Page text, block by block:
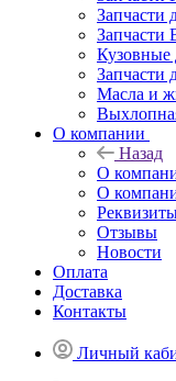
Запчасти
Запчасти
Кузовные
Запчасти
Масла и
О компании
Назад
О
О
Отзывы
Новости
Оплата
Доставка
Контакты
Личный